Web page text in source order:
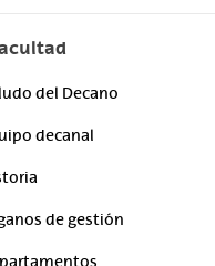
del Decano
decanal
de gestión